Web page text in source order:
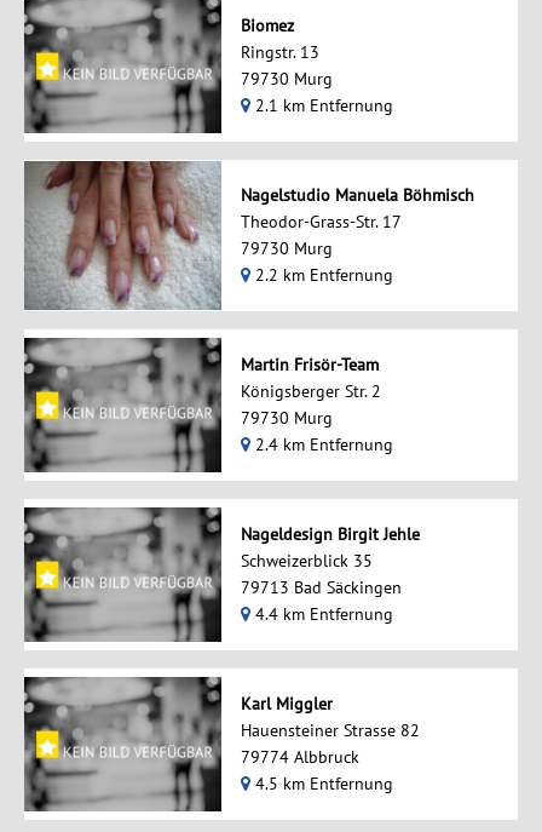
Biomez
Ringstr. 13
79730 Murg
2.1 km Entfernung
Nagelstudio Manuela Böhmisch
Theodor-Grass-Str. 17
79730 Murg
2.2 km Entfernung
Martin Frisör-Team
Königsberger Str. 2
79730 Murg
2.4 km Entfernung
Nageldesign Birgit Jehle
Schweizerblick 35
79713 Bad Säckingen
4.4 km Entfernung
Karl Miggler
Hauensteiner Strasse 82
79774 Albbruck
4.5 km Entfernung